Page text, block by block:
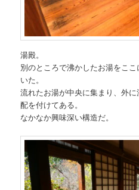
湯殿。
別のところで沸かしたお湯をこ
いた。
流れたお湯が中央に集まり、外
配を付けてある。
なかなか興味深い構造だ。